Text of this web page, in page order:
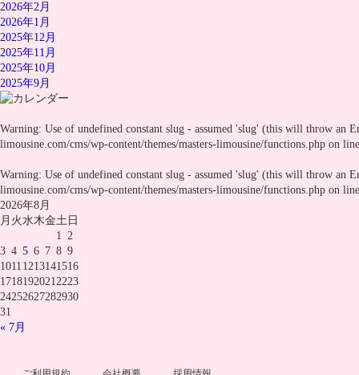
2026年2月
2026年1月
2025年12月
2025年11月
2025年10月
2025年9月
Warning: Use of undefined constant slug - assumed 'slug' (this will throw an
limousine.com/cms/wp-content/themes/masters-limousine/functions.php on
Warning: Use of undefined constant slug - assumed 'slug' (this will throw an
limousine.com/cms/wp-content/themes/masters-limousine/functions.php on
2026年8月
月 火水木金土 日
« 7月
1 2
3 4 5 6 7 8 9
1011 1213141516
17181920212223
24252627282930
31